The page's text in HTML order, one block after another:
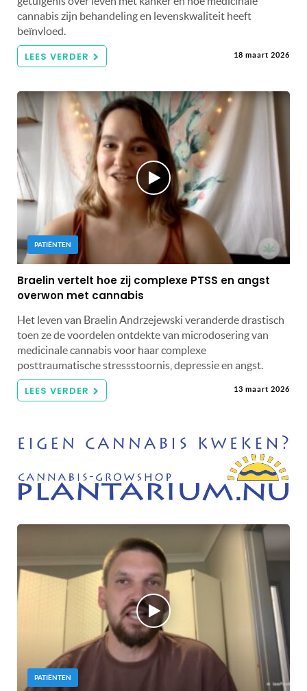
cannabis zijn behandeling en levenskwaliteit heeft
beïnvloed.
LEES VERDER 18 maart 2026
PATIËNTEN
Braelin vertelt hoe zij complexe PTSS en angst
overwon met cannabis
Het leven van Braelin Andrzejewski veranderde drastisch
toen ze de voordelen ontdekte van microdosering van
medicinale cannabis voor haar complexe
posttraumatische stressstoornis, depressie en angst.
LEES VERDER 13 maart 2026
PATIËNTEN